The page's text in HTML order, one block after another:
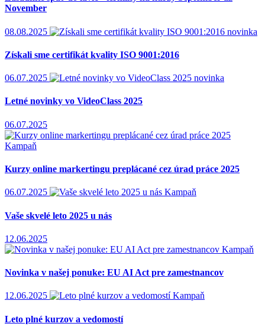
November
08.08.2025 novinka
Získali sme certifikát kvality ISO 9001:2016
06.07.2025 novinka
Letné novinky vo VideoClass 2025
06.07.2025
Kampaň
Kurzy online markertingu preplácané cez úrad práce 2025
06.07.2025 Kampaň
Vaše skvelé leto 2025 u nás
12.06.2025
Kampaň
Novinka v našej ponuke: EU AI Act pre zamestnancov
12.06.2025 Kampaň
Leto plné kurzov a vedomostí